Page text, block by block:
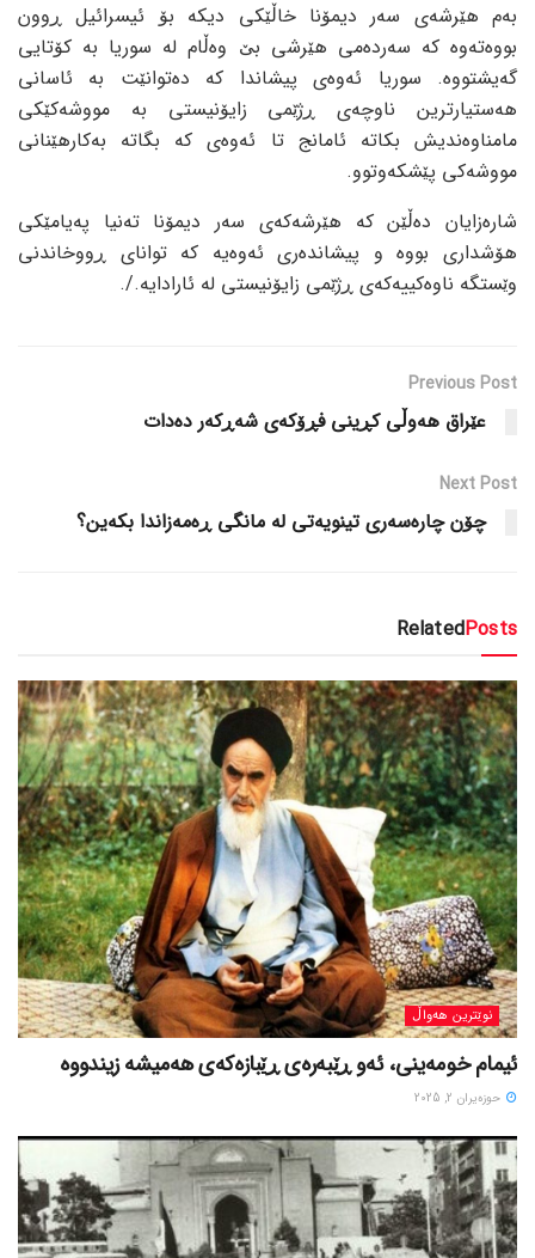
بەم هێرشەی سەر دیمۆنا خاڵێکی دیکە بۆ ئیسرائیل ڕوون
بووەتەوە کە سەردەمی هێرشی بێ وەڵام لە سوریا بە کۆتایی
گەیشتووە. سوریا ئەوەی پیشاندا کە دەتوانێت بە ئاسانی
هەستیارترین ناوچەی ڕژێمی زایۆنیستی بە مووشەکێکی
مامناوەندیش بکاتە ئامانج تا ئەوەی کە بگاتە بەکارهێنانی
مووشەکی پێشکەوتوو.
شارەزایان دەڵێن کە هێرشەکەی سەر دیمۆنا تەنیا پەیامێکی
هۆشداری بووە و پیشاندەری ئەوەیە کە توانای ڕووخاندنی
وێستگە ناوەکییەکەی ڕژێمی زایۆنیستی لە ئارادایە./.
Previous Post
عێراق هەوڵی کڕینی فڕۆکەی شەڕکەر دەدات
Next Post
چۆن چارەسەری تینویەتی لە مانگی ڕەمەزاندا بکەین؟
RelatedPosts
نوێترین هەواڵ
ئیمام خومەینی، ئەو ڕێبەرەی ڕێبازەکەی هەمیشە زیندووە
حوزه‌یران 2, 2025